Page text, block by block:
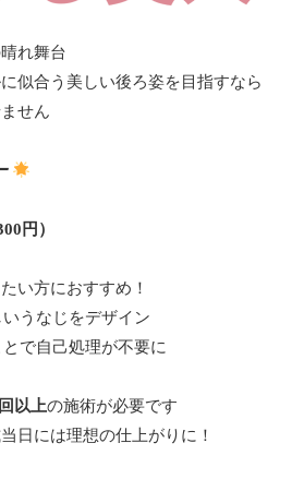
れ舞台
似合う美しい後ろ姿を目指すなら
せん
円）
い方におすすめ！
うなじをデザイン
で自己処理が不要に
以上の施術が必要です
日には理想の仕上がりに！